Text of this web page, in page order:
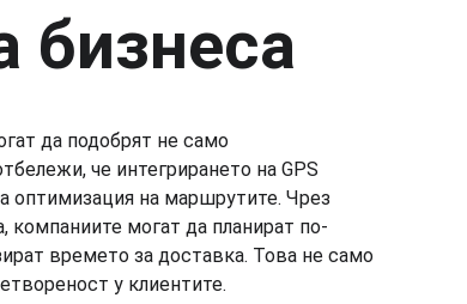
бизнеса
да подобрят не само
че интегрирането на GPS
оптимизация на маршрутите. Чрез
могат да планират по-
времето за доставка. Това не само
у клиентите.